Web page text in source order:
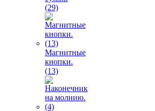
(29)
Магнитные
кнопки.
(13)